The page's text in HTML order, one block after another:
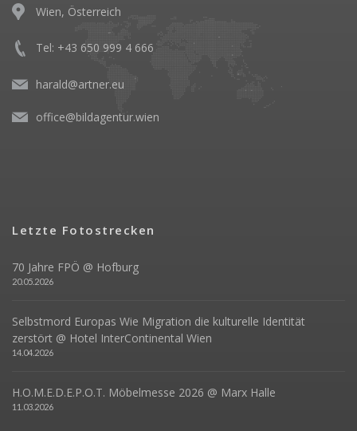
Wien, Österreich
Tel: +43 650 999 4 666
harald@artner.eu
office@bildagentur.wien
Letzte Fotostrecken
70 Jahre FPÖ @ Hofburg
20.05.2026
Selbstmord Europas Wie Migration die kulturelle Identität
zerstört @ Hotel InterContinental Wien
14.04.2026
H.O.M.E.D.E.P.O.T. Möbelmesse 2026 @ Marx Halle
11.03.2026